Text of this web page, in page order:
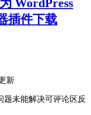
WordPress
插件下载
新
题未能解决可评论区反